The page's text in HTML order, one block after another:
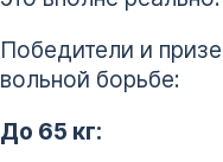
Победители и
вольной борьбе:
До 65 кг: